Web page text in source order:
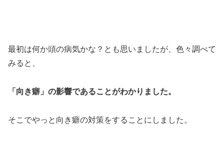
最初は何か頭の病気かな？とも思いましたが、色々調べて
みると、
「向き癖」の影響であることがわかりました。
そこでやっと向き癖の対策をすることにしました。